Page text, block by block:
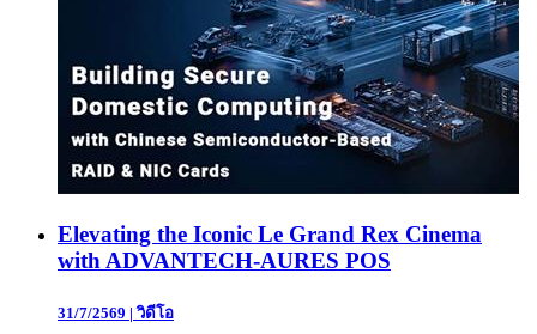
Elevating the Iconic Le Grand Rex Cinema
with ADVANTECH-AURES POS
31/7/2569 |วิดีโอ